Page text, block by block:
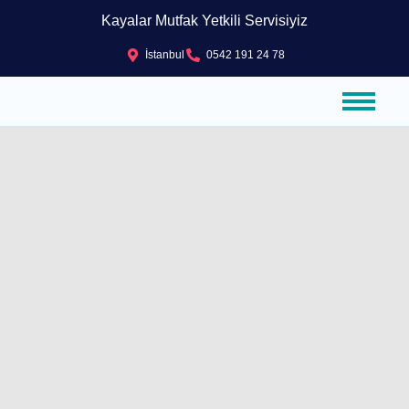
Kayalar Mutfak Yetkili Servisiyiz
İstanbul 0542 191 24 78